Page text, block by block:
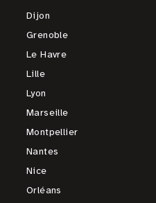
Dijon
Grenoble
Le Havre
Lille
Lyon
Marseille
Montpellier
Nantes
Nice
Orléans